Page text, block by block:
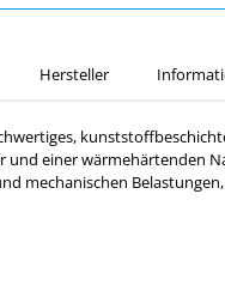
Hersteller
und einer wärmehärtenden
mechanischen